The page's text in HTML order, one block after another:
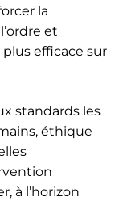
la
et
efficace sur
standards les
éthique
à l’horizon